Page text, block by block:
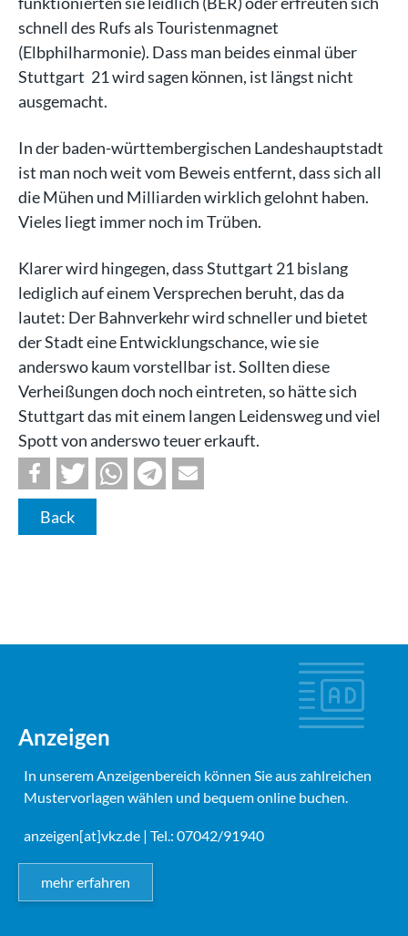
schnell des Rufs als Touristenmagnet
(Elbphilharmonie). Dass man beides einmal über
Stuttgart 21 wird sagen können, ist längst nicht
ausgemacht.
In der baden-württembergischen Landeshauptstadt
ist man noch weit vom Beweis entfernt, dass sich all
die Mühen und Milliarden wirklich gelohnt haben.
Vieles liegt immer noch im Trüben.
Klarer wird hingegen, dass Stuttgart 21 bislang
lediglich auf einem Versprechen beruht, das da
lautet: Der Bahnverkehr wird schneller und bietet
der Stadt eine Entwicklungschance, wie sie
anderswo kaum vorstellbar ist. Sollten diese
Verheißungen doch noch eintreten, so hätte sich
Stuttgart das mit einem langen Leidensweg und viel
Spott von anderswo teuer erkauft.
Back
Anzeigen
In unserem Anzeigenbereich können Sie aus zahlreichen
Mustervorlagen wählen und bequem online buchen.
anzeigen[at]vkz.de | Tel.: 07042/91940
mehr erfahren